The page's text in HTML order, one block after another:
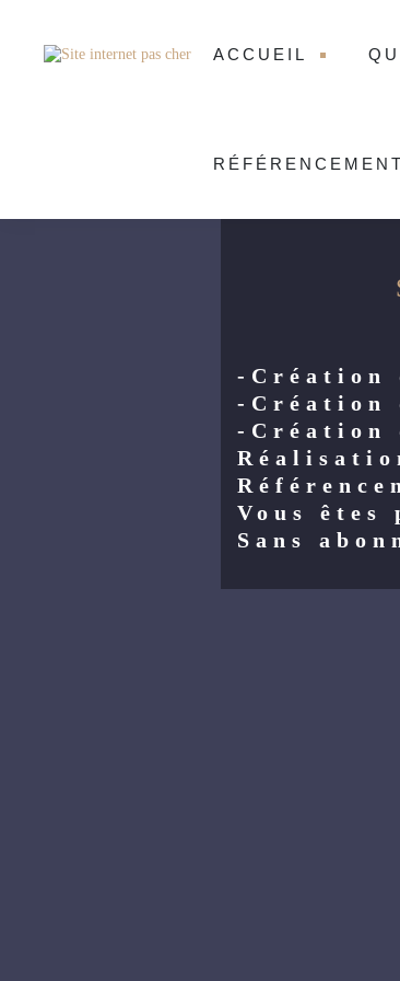
ACCUEIL
RÉFÉRENCEMENT
-Création
-Création
-Création
Vous
Sans